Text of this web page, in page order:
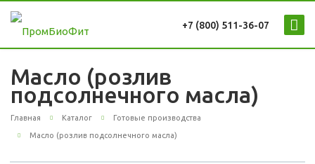
+7 (800) 511-36-07
Масло (розлив
подсолнечного масла)
Главная Каталог Готовые производства
Масло (розлив подсолнечного масла)